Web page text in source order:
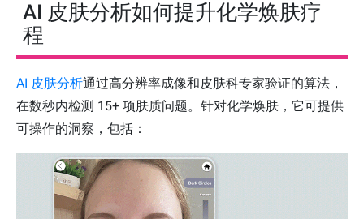
AI 皮肤分析如何提升化学焕肤疗
程
AI 皮肤分析通过高分辨率成像和皮肤科专家验证的算法，
在数秒内检测 15+ 项肤质问题。针对化学焕肤，它可提供
可操作的洞察，包括：